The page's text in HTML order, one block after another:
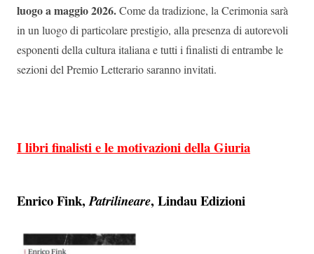
luogo a maggio 2026.Come da tradizione, la Cerimonia sarà
in un luogo di particolare prestigio, alla presenza di autorevoli
esponenti della cultura italiana e tutti i finalisti di entrambe le
sezioni del Premio Letterario saranno invitati.
I libri finalisti e le motivazioni della Giuria
Enrico Fink,Patrilineare, Lindau Edizioni